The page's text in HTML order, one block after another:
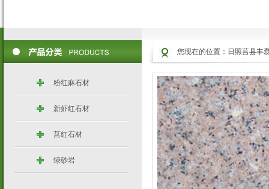
粉红麻石材
新虾红石材
莒红石材
绿砂岩
您现在的位置： 日照莒县丰